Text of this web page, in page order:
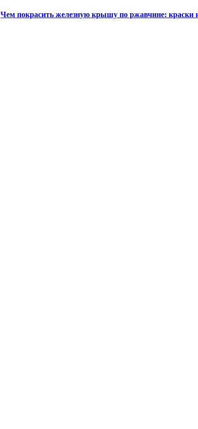
Чем покрасить железную крышу по ржавчине: краски